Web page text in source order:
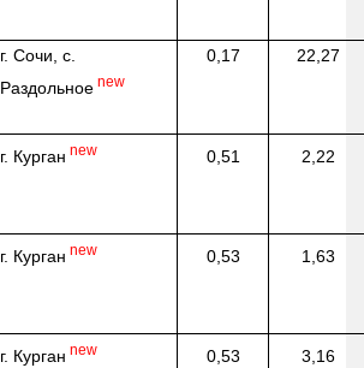
г. Сочи, с.
Раздольное new
0,17 22,27
г. Курган new 0,51 2,22
г. Курган new 0,53 1,63
г. Курган new 0,53 3,16